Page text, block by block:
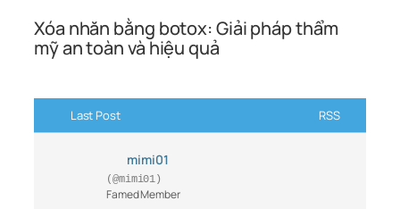
Xóa nhăn bằng botox: Giải pháp thẩm
mỹ an toàn và hiệu quả
Last Post RSS
mimi01
(@mimi01)
Famed Member